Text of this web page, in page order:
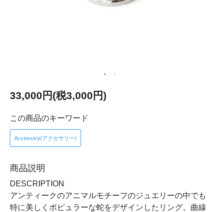
33,000円(税3,000円)
この商品のキーワード
Accessory(アクセサリー)
商品説明
DESCRIPTION
アンティークのアニマルモチーフのジュエリーの中でも
特に美しくポピュラーな蛇をデザインしたリング。曲線